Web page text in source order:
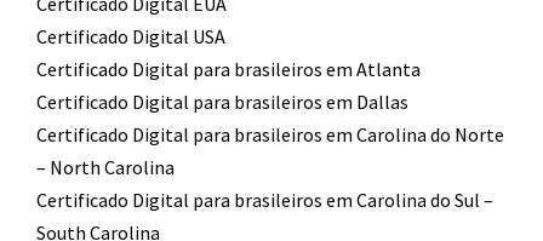
Certificado Digital USA
Certificado Digital para brasileiros em Atlanta
Certificado Digital para brasileiros em Dallas
Certificado Digital para brasileiros em Carolina do Norte
– North Carolina
Certificado Digital para brasileiros em Carolina do Sul –
South Carolina